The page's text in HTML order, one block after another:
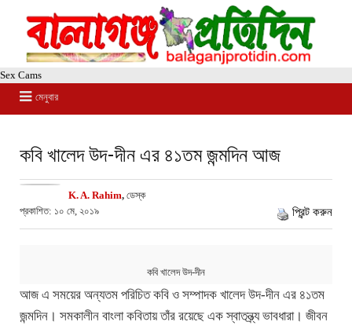
Sex Cams
মেনুবার
কবি খালেদ উদ-দীন এর ৪১তম জন্মদিন আজ
K. A. Rahim, ডেস্ক
প্রকাশিত: ১০ মে, ২০১৯
প্রিন্ট করুন
কবি খালেদ উদ-দীন
আজ এ সময়ের অন্যতম পরিচিত কবি ও সম্পাদক খালেদ উদ-দীন এর ৪১তম
জন্মদিন। সমকালীন বাংলা কবিতায় তাঁর রয়েছে এক স্বাতন্ত্র্য ভাবধারা। জীবন